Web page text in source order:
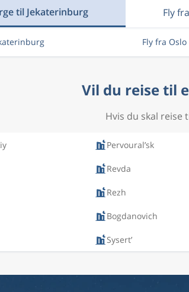
til Jekaterinburg Fly
Fly fra
Vil du reise til
Hvis du skal reise
Pervoural’sk
Revda
Rezh
Bogdanovich
Sysert’